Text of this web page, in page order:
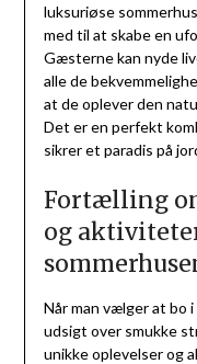
luksuriøse
med til at skabe en
Gæsterne kan nyde
alle de
at de oplever den
Det er en perfekt
sikrer et paradis på
Fortælling
og
Når man vælger at bo
udsigt over smukke
unikke oplevelser og